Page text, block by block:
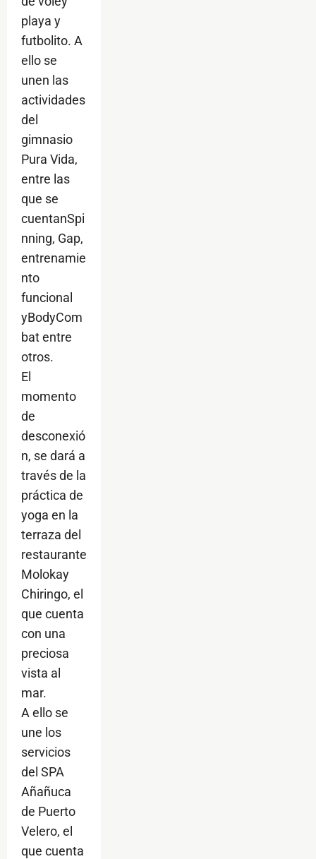
playa y
futbolito. A
ello se
unen las
actividades
del
gimnasio
Pura Vida,
entre las
que se
cuentanSpi
nning, Gap,
entrenamie
nto
funcional
yBodyCom
bat entre
otros.
El
momento
de
desconexió
n, se dará a
través de la
práctica de
yoga en la
terraza del
restaurante
Molokay
Chiringo, el
que cuenta
con una
preciosa
vista al
mar.
A ello se
une los
servicios
del SPA
Añañuca
de Puerto
Velero, el
que cuenta